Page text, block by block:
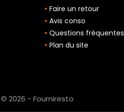
Faire un retour
Avis conso
Questions fréquentes
Plan du site
© 2026 - Fourniresto